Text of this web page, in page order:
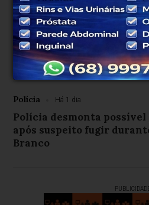
Polícia Há 3 horas
Noivo é identificado por
facial e preso como
durante a Expoacre
Polícia Há 1 dia
Polícia desmonta
após suspeito fugir
Branco